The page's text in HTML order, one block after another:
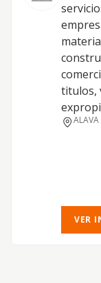
titulos,
ALAVA
VER